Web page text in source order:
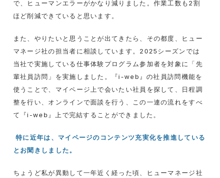
で、ヒューマンエラーがかなり減りました。作業工数も 2割
ほど削減できていると思います。
また、やりたいと思うことが出てきたら、その都度、ヒュー
マネージ社の担当者に相談しています。2025シーズンでは
当社で実施している仕事体験プログラム参加者を対象に「先
輩社員訪問」を実施しました。『i-web』の社員訪問機能を
使うことで、マイページ上で会いたい社員を探して、日程調
整を行い、オンラインで面談を行う、この一連の流れをすべ
て『i-web』上で完結することができました。
特に近年は、マイページのコンテンツ充実化を推進している
とお聞きしました。
ちょうど私が異動して一年近く経った頃、ヒューマネージ社